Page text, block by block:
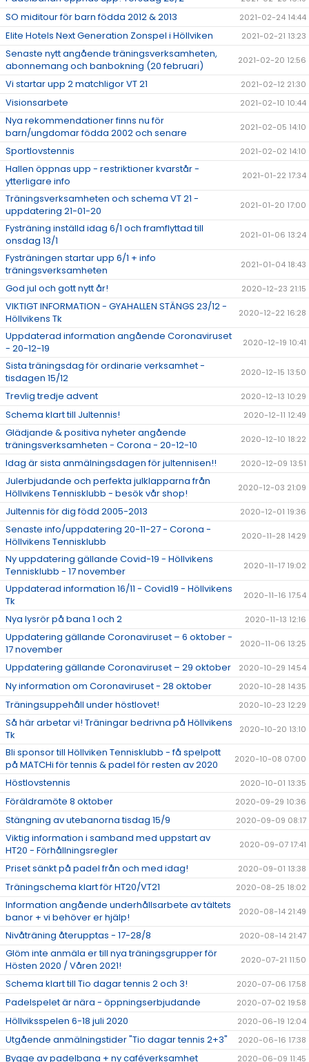
SO miditour för barn födda 2012 & 2013 2021-02-24 14:44
Elite Hotels Next Generation Zonspel i Höllviken 2021-02-21 13:23
Senaste nytt angående träningsverksamheten,
abonnemang och banbokning (20 februari)
2021-02-20 12:56
Vi startar upp 2 matchligor VT 21 2021-02-12 21:30
Visionsarbete 2021-02-10 10:44
Nya rekommendationer finns nu för
barn/ungdomar födda 2002 och senare
2021-02-05 14:10
Sportlovstennis 2021-02-02 14:10
Hallen öppnas upp - restriktioner kvarstår -
ytterligare info
2021-01-22 17:34
Träningsverksamheten och schema VT 21 -
uppdatering 21-01-20
2021-01-20 17:00
Fysträning inställd idag 6/1 och framflyttad till
onsdag 13/1
2021-01-06 13:24
Fysträningen startar upp 6/1 + info
träningsverksamheten
2021-01-04 18:43
God jul och gott nytt år! 2020-12-23 21:15
VIKTIGT INFORMATION - GYAHALLEN STÄNGS 23/12 -
Höllvikens Tk
2020-12-22 16:28
Uppdaterad information angående Coronaviruset
- 20-12-19
2020-12-19 10:41
Sista träningsdag för ordinarie verksamhet -
tisdagen 15/12
2020-12-15 13:50
Trevlig tredje advent 2020-12-13 10:29
Schema klart till Jultennis! 2020-12-11 12:49
Glädjande & positiva nyheter angående
träningsverksamheten - Corona - 20-12-10
2020-12-10 18:22
Idag är sista anmälningsdagen för jultennisen!! 2020-12-09 13:51
Julerbjudande och perfekta julklapparna från
Höllvikens Tennisklubb - besök vår shop!
2020-12-03 21:09
Jultennis för dig född 2005-2013 2020-12-01 19:36
Senaste info/uppdatering 20-11-27 - Corona -
Höllvikens Tennisklubb
2020-11-28 14:29
Ny uppdatering gällande Covid-19 - Höllvikens
Tennisklubb - 17 november
2020-11-17 19:02
Uppdaterad information 16/11 - Covid19 - Höllvikens
Tk
2020-11-16 17:54
Nya lysrör på bana 1 och 2 2020-11-13 12:16
Uppdatering gällande Coronaviruset – 6 oktober -
17 november
2020-11-06 13:25
Uppdatering gällande Coronaviruset – 29 oktober 2020-10-29 14:54
Ny information om Coronaviruset - 28 oktober 2020-10-28 14:35
Träningsuppehåll under höstlovet! 2020-10-23 12:29
Så här arbetar vi! Träningar bedrivna på Höllvikens
Tk
2020-10-20 13:10
Bli sponsor till Höllviken Tennisklubb - få spelpott
på MATCHi för tennis & padel för resten av 2020
2020-10-08 07:00
Höstlovstennis 2020-10-01 13:35
Föräldramöte 8 oktober 2020-09-29 10:36
Stängning av utebanorna tisdag 15/9 2020-09-09 08:17
Viktig information i samband med uppstart av
HT20 - Förhållningsregler
2020-09-07 17:41
Priset sänkt på padel från och med idag! 2020-09-01 13:38
Träningschema klart för HT20/VT21 2020-08-25 18:02
Information angående underhållsarbete av tältets
banor + vi behöver er hjälp!
2020-08-14 21:49
Nivåträning återupptas - 17-28/8 2020-08-14 21:47
Glöm inte anmäla er till nya träningsgrupper för
Hösten 2020 / Våren 2021!
2020-07-21 11:50
Schema klart till Tio dagar tennis 2 och 3! 2020-07-06 17:58
Padelspelet är nära - öppningserbjudande 2020-07-02 19:58
Höllviksspelen 6-18 juli 2020 2020-06-19 12:04
Utgående anmälningstider "Tio dagar tennis 2+3" 2020-06-16 17:38
Bygge av padelbana + ny caféverksamhet 2020-06-09 11:45